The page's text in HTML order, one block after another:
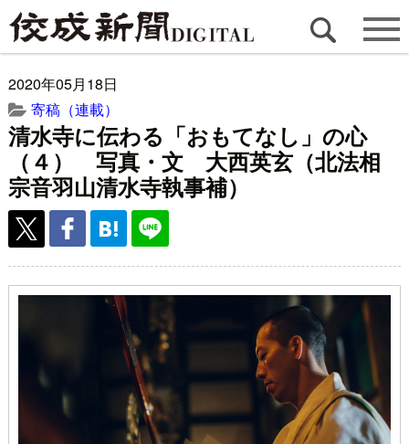
2020年05月18日
寄稿（連載）
清水寺に伝わる「おもてなし」の心
（４） 写真・文 大西英玄（北法相
宗音羽山清水寺執事補）